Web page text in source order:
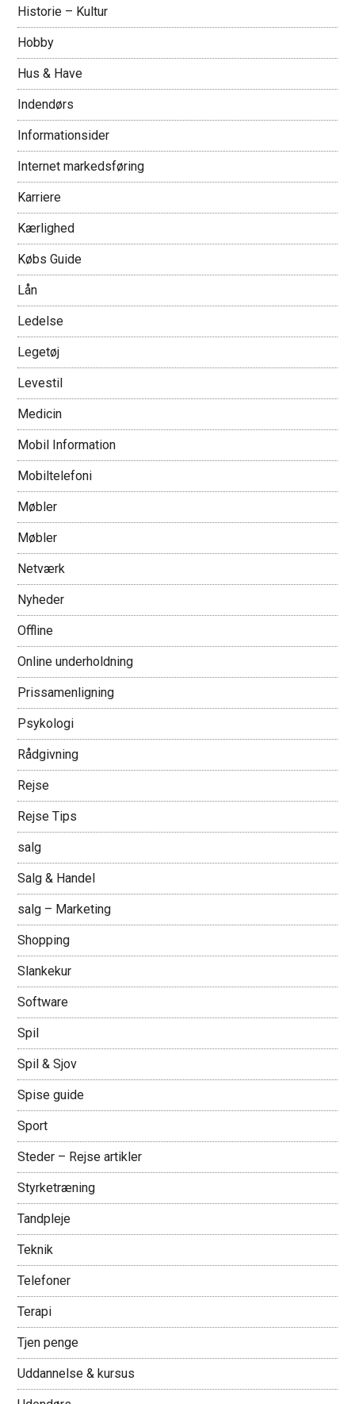
Historie – Kultur
Hobby
Hus & Have
Indendørs
Informationsider
Internet markedsføring
Karriere
Kærlighed
Købs Guide
Lån
Ledelse
Legetøj
Levestil
Medicin
Mobil Information
Mobiltelefoni
Møbler
Møbler
Netværk
Nyheder
Offline
Online underholdning
Prissamenligning
Psykologi
Rådgivning
Rejse
Rejse Tips
salg
Salg & Handel
salg – Marketing
Shopping
Slankekur
Software
Spil
Spil & Sjov
Spise guide
Sport
Steder – Rejse artikler
Styrketræning
Tandpleje
Teknik
Telefoner
Terapi
Tjen penge
Uddannelse & kursus